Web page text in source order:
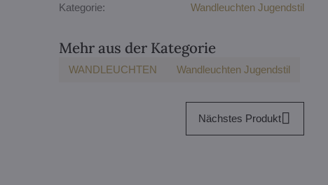
Kategorie: Wandleuchten Jugendstil
Mehr aus der Kategorie
WANDLEUCHTEN Wandleuchten Jugendstil
Nächstes Produkt